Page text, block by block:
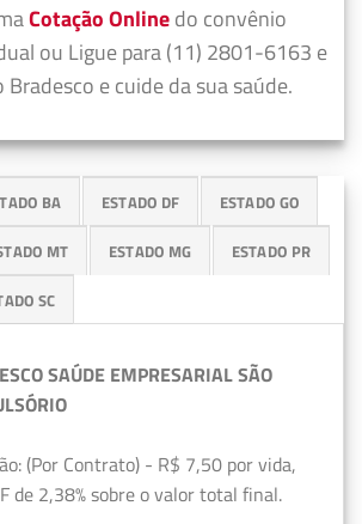
Cotação Onlinedo convênio
ou Ligue para (11) 2801-6163 e
e cuide da sua saúde.
BA ESTADO DF ESTADO GO
MT ESTADO MG ESTADO PR
SC
SAÚDE EMPRESARIAL SÃO
(Por Contrato) - R$ 7,50 por vida,
de 2,38% sobre o valor total final.